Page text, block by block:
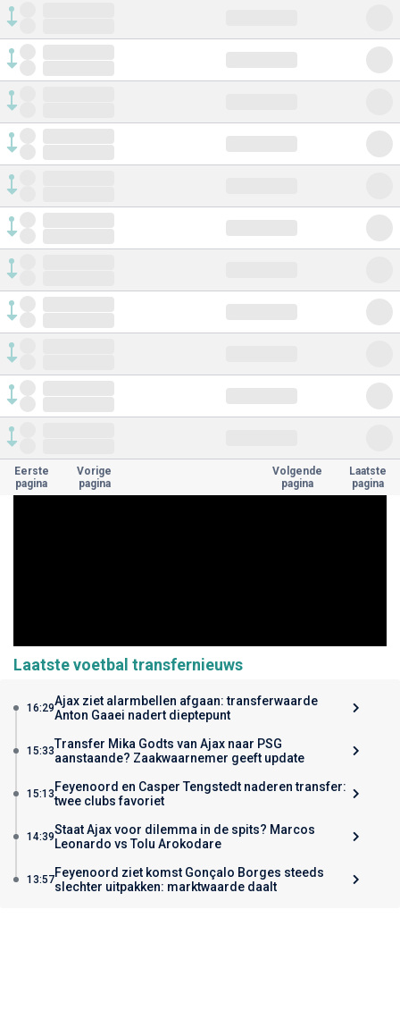
Eerste
pagina
Vorige
pagina
Volgende
pagina
Laatste
pagina
Laatste voetbal transfernieuws
16:29Ajax ziet alarmbellen afgaan: transferwaarde
Anton Gaaei nadert dieptepunt
15:33Transfer Mika Godts van Ajax naar PSG
aanstaande? Zaakwaarnemer geeft update
15:13 Feyenoord en Casper Tengstedt naderen transfer:
twee clubs favoriet
14:39Staat Ajax voor dilemma in de spits? Marcos
Leonardo vs Tolu Arokodare
13:57Feyenoord ziet komst Gonçalo Borges steeds
slechter uitpakken: marktwaarde daalt